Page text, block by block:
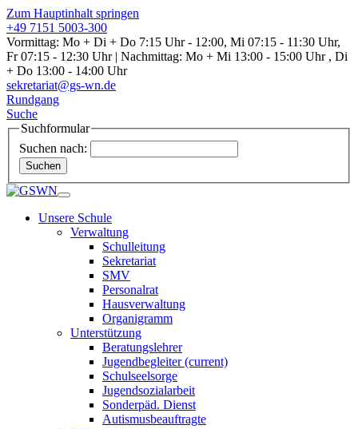
Zum Hauptinhalt springen
+49 7151 5003-300
Vormittag: Mo + Di + Do 7:15 Uhr - 12:00, Mi 07:15 - 11:30 Uhr,
Fr 07:15 - 12:30 Uhr | Nachmittag: Mo + Mi 13:00 - 15:00 Uhr , Di
+ Do 13:00 - 14:00 Uhr
sekretariat@gs-wn.de
Rundgang
Suche
Suchformular
Suchen nach:
Suchen
Unsere Schule
Verwaltung
Schulleitung
Sekretariat
SMV
Personalrat
Hausverwaltung
Organigramm
Unterstützung
Beratungslehrer
Jugendbegleiter(current)
Schulseelsorge
Jugendsozialarbeit
Sonderpäd. Dienst
Autismusbeauftragte